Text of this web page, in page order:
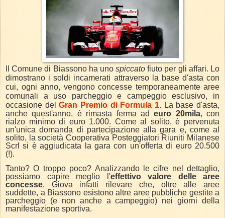
Il Comune di Biassono ha unospiccato fiuto per gli affari. Lo
dimostrano i soldi incamerati attraverso la base d'asta con
cui, ogni anno, vengono concesse temporaneamente aree
comunali a uso parcheggio e campeggio esclusivo, in
occasione delGran Premio di Formula 1. La base d'asta,
anche quest'anno, è rimasta ferma adeuro 20mila, con
rialzo minimo di euro 1.000. Come a l solito, è pervenuta
un'unica domanda di partecipazione alla gara e, come al
solito, la società Cooperativa Posteggiatori Riuniti Milanese
Scrl si è aggiudicata la gara con un'offerta di euro 20.500
(!).
Tanto? O troppo poco? Analizzando le cifre nel dettaglio,
possiamo capire meglio l'effettivo valore delle aree
concesse. Giova infatti rilevare che, oltre alle aree
suddette, a Biassono esistono altre aree pubbliche gestite a
parcheggio (e non anche a campeggio) nei giorni della
manifestazione sportiva.